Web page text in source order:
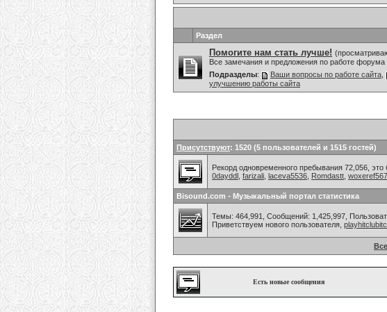
Раздел
Помогите нам стать лучше!
Все замечания и предложения по работе форума
Подразделы: Ваши вопросы по работе сайта
улучшению работы сайта
Присутствуют: 1520 (5 пользователей и 1515 гостей)
Рекорд одновременного пребывания 72,056, это
0dayddl farizali laceva5536 Romdastt woxeref567
Bisound.com - Музыкальный портал статистика
Темы: 464,991, Сообщений: 1,425,997,
Приветствуем нового пользователя,
Есть новые сообщения